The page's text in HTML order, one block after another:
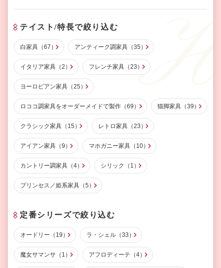
テイスト/特⻑で絞り込む
白家具（67） アンティーク調家具（35）
イタリア家具（2） フレンチ家具（23）
ヨーロピアン家具（25）
ロココ調家具をオーダーメイドで製作（69） 猫脚家具（39）
クラシック家具（15） レトロ家具（23）
アイアン家具（9） マホガニー家具（10）
カントリー調家具（4） シリック（1）
プリンセス／姫系家具（5）
定番シリーズで絞り込む
オードリー（19） ラ・シェル（33）
魔女サマンサ（1） アフロディーテ（4）